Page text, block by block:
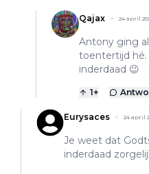
Qajax 24 april
Antony ging
toentertijd hé.
inderdaad 😉
1+
Eurysaces 24 april
Je weet dat
inderdaad